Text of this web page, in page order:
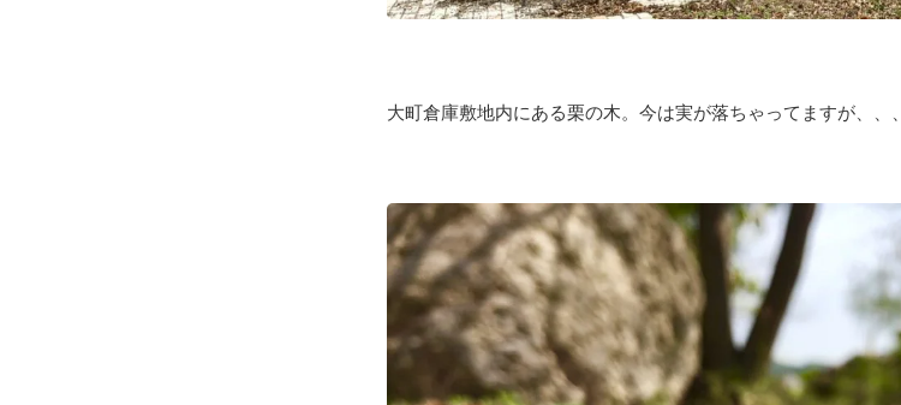
大町倉庫敷地内にある栗の木。今は実が落ちゃってますが、、、